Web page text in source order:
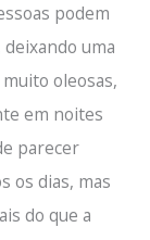
podem
uma
oleosas,
em noites
parecer
os dias, mas
do que a